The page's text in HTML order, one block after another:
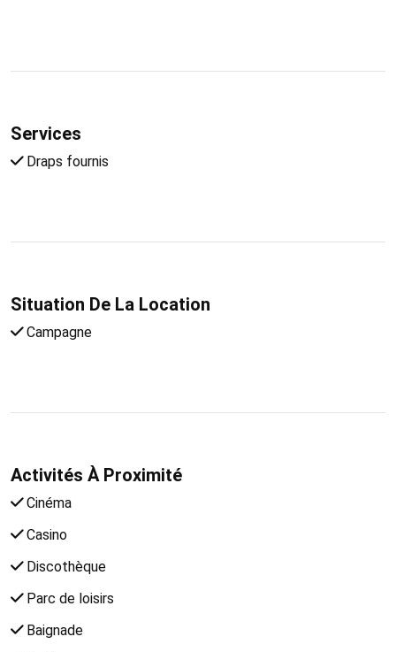
Services
Draps fournis
Situation De La Location
Campagne
Activités À Proximité
Cinéma
Casino
Discothèque
Parc de loisirs
Baignade